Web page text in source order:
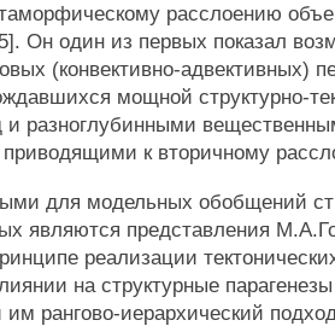
расслоению
Он один из первых показал
(конвективно-адвективных)
мощной структурно-
и разноглубинными
к вторичному
для модельных обобщений
являются представления
реализации
на структурные
рангово-иерархический